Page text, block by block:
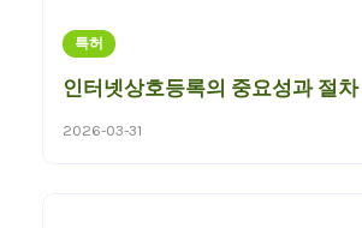
특허
인터넷상호등록의 중요성과 절차
2026-03-31